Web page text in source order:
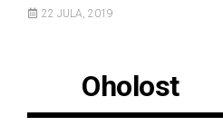
22 JULA, 2019
Oholost